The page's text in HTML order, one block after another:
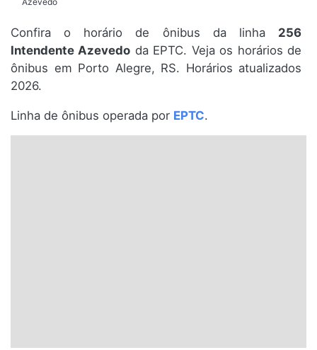
Espírito Santo
Paraná
Santa Catarina
Confira o horário de ônibus da linha 256
Intendente Azevedo da EPTC. Veja os horários de
ônibus em Porto Alegre, RS. Horários atualizados
2026.
Linha de ônibus operada por EPTC.